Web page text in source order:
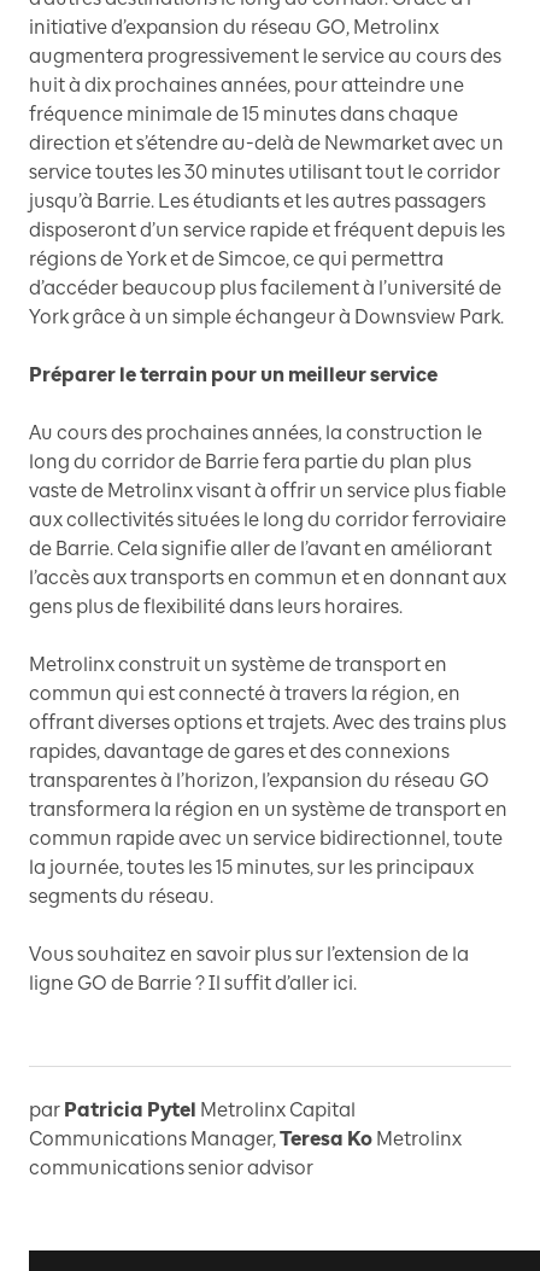
initiative d’expansion du réseau GO, Metrolinx
augmentera progressivement le service au cours des
huit à dix prochaines années, pour atteindre une
fréquence minimale de 15 minutes dans chaque
direction et s’étendre au-delà de Newmarket avec un
service toutes les 30 minutes utilisant tout le corridor
jusqu’à Barrie. Les étudiants et les autres passagers
disposeront d’un service rapide et fréquent depuis les
régions de York et de Simcoe, ce qui permettra
d’accéder beaucoup plus facilement à l’université de
York grâce à un simple échangeur à Downsview Park.
Préparer le terrain pour un meilleur service
Au cours des prochaines années, la construction le
long du corridor de Barrie fera partie du plan plus
vaste de Metrolinx visant à offrir un service plus fiable
aux collectivités situées le long du corridor ferroviaire
de Barrie. Cela signifie aller de l’avant en améliorant
l’accès aux transports en commun et en donnant aux
gens plus de flexibilité dans leurs horaires.
Metrolinx construit un système de transport en
commun qui est connecté à travers la région, en
offrant diverses options et trajets. Avec des trains plus
rapides, davantage de gares et des connexions
transparentes à l’horizon, l’expansion du réseau GO
transformera la région en un système de transport en
commun rapide avec un service bidirectionnel, toute
la journée, toutes les 15 minutes, sur les principaux
segments du réseau.
Vous souhaitez en savoir plus sur l’extension de la
ligne GO de Barrie ? Il suffit d’aller ici.
par Patricia Pytel Metrolinx Capital
Communications Manager,Teresa Ko Metrolinx
communications senior advisor